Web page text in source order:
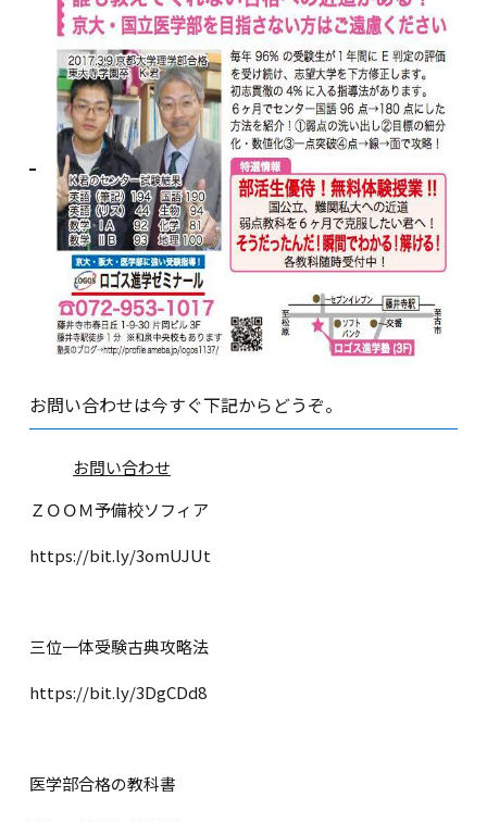
お問い合わせは今すぐ下記からどうぞ。
お問い合わせ
ＺＯＯＭ予備校ソフィア
https://bit.ly/3omUJUt
三位一体受験古典攻略法
https://bit.ly/3DgCDd8
医学部合格の教科書